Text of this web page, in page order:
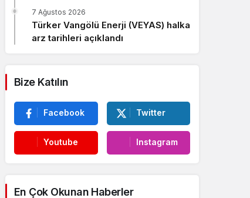
Türker Vangölü Enerji (VEYAS) halka
arz tarihleri açıklandı
7 Ağustos 2026
Bize Katılın
Facebook Twitter
Youtube Instagram
En Çok Okunan Haberler